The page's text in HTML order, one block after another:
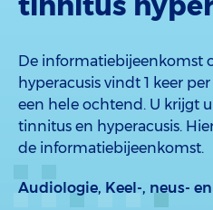
De informatiebijeenkomst
hyperacusis vindt 1 keer
een hele ochtend. U krijgt
tinnitus en hyperacusis.
de informatiebijeenkomst.
Audiologie, Keel-, neus-